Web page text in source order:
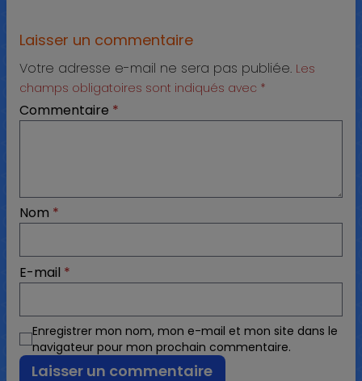
Laisser un commentaire
Votre adresse e-mail ne sera pas publiée. Les
champs obligatoires sont indiqués avec *
Commentaire *
Nom *
E-mail *
Enregistrer mon nom, mon e-mail et mon site dans le
navigateur pour mon prochain commentaire.